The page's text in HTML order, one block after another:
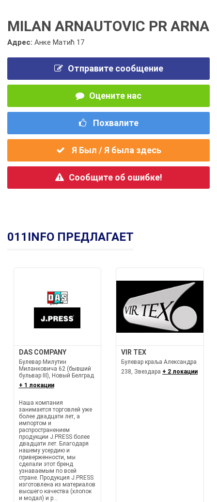
MILAN ARNAUTOVIC PR ARNA
Адрес: Анке Матић 17
Отправите сообщение
Оцените нас
Похвалите
Я Был / Я была здесь
Сообщите об ошибке!
011INFO ПРЕДЛАГАЕТ
DAS COMPANY
Булевар Милутин
Миланковича 62 (бывший
бульвар III), Новый Белград
+ 1 локации
Наша компания
занимается торговлей уже
более двадцати лет, а
импортом и
распространением
продукции J.PRESS более
двадцати лет. Благодаря
нашему усердию и
приверженности, мы
сделали этот бренд
узнаваемым по всей
стране. Продукция J.PRESS
изготовлена из материалов
высшего качества (хлопок
и модал) и р...
VIR TEX
Булевар краља Александра
238, Звездара + 2 локации